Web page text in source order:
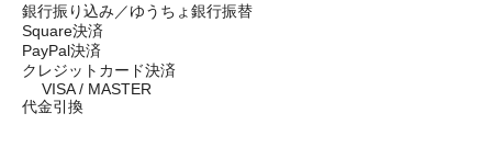
銀行振り込み／ゆうちょ銀行振替
Square決済
PayPal決済
クレジットカード決済
VISA / MASTER
代金引換